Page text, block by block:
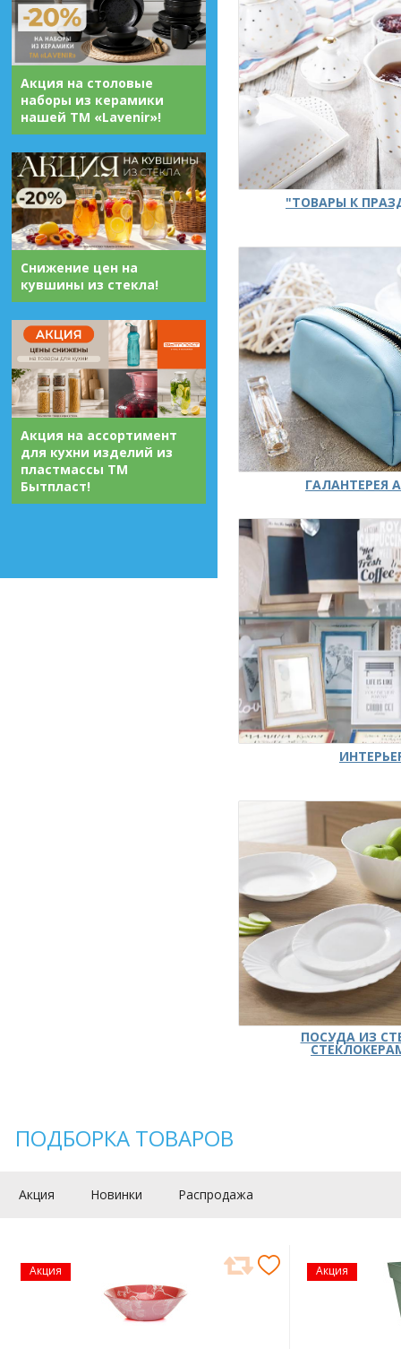
Акция на столовые
наборы из керамики
нашей ТМ «Lavenir»!
Снижение цен на
кувшины из стекла!
Акция на ассортимент
для кухни изделий из
пластмассы ТМ
Бытпласт!
"ТОВАРЫ К
ГАЛАНТЕРЕЯ
ПОСУДА ИЗ
ПОДБОРКА ТОВАРОВ
Акция Новинки Распродажа
Акция Акция